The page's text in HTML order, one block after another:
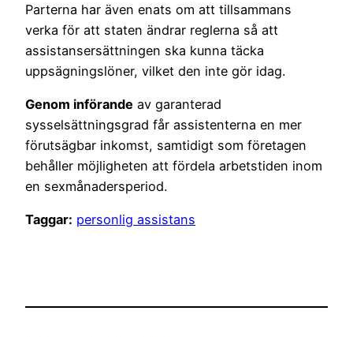
Parterna har även enats om att tillsammans
verka för att staten ändrar reglerna så att
assistansersättningen ska kunna täcka
uppsägningslöner, vilket den inte gör idag.
Genom införande av garanterad
sysselsättningsgrad får assistenterna en mer
förutsägbar inkomst, samtidigt som företagen
behåller möjligheten att fördela arbetstiden inom
en sexmånadersperiod.
Taggar: personlig assistans